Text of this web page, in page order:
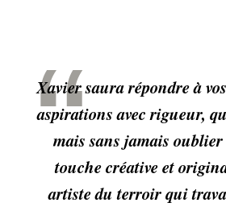
Xavier saura répondre à
aspirations avec rigueur,
mais sans jamais
touche créative et
artiste du terroir qui